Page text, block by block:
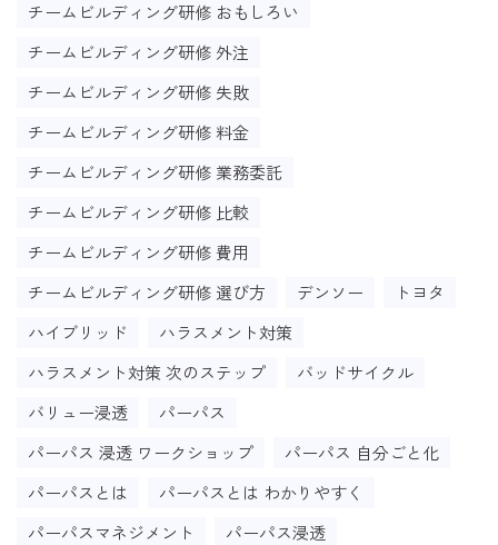
チームビルディング研修 おもしろい
チームビルディング研修 外注
チームビルディング研修 失敗
チームビルディング研修 料金
チームビルディング研修 業務委託
チームビルディング研修 比較
チームビルディング研修 費用
チームビルディング研修 選び方
デンソー
トヨタ
ハイブリッド
ハラスメント対策
ハラスメント対策 次のステップ
バッドサイクル
バリュー浸透
パーパス
パーパス 浸透 ワークショップ
パーパス 自分ごと化
パーパスとは
パーパスとは わかりやすく
パーパスマネジメント
パーパス浸透